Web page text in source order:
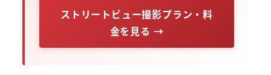
ストリートビュー撮影プラン・料
金を見る →